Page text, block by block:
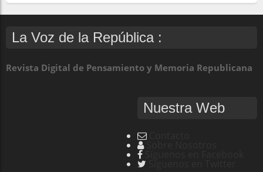
La Voz de la República :
Revista Digital de Pensamiento y Memoria Republicana
Nuestra Web